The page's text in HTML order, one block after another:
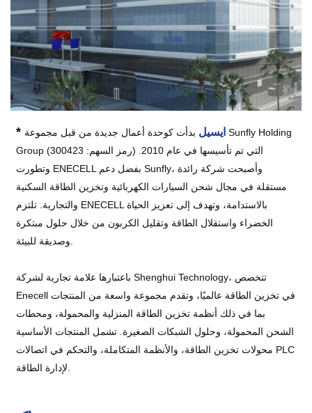
* ايسيل بدأت كوحدة أعمال جديدة من قبل مجموعة Sunfly Holding
Group (رمز السهم: 300423) التي تم تأسيسها في عام 2010.
وتطورت ENECELL بفضل دعم Sunfly، وأصبحت شركة رائدة
مستقلة في مجال شحن السيارات الكهربائية وتخزين الطاقة السكنية
والتجارية. تلتزم ENECELL بالاستدامة، وتهدف إلى تعزيز الحياة
الخضراء واستقلال الطاقة وتقليل الكربون من خلال حلول مبتكرة
باعتبارها علامة تجارية لشركة Shenghui Technology، تتخصص
Enecell في تخزين الطاقة عالميًا، وتقدم مجموعة واسعة من المنتجات
بما في ذلك أنظمة تخزين الطاقة المنزلية والمحمولة، ومحطات
الشحن المحمولة، وحلول الشبكات الصغيرة. تشمل المنتجات الأساسية
محولات تخزين الطاقة، والأنظمة المتكاملة، والتحكم في اتصالات PLC